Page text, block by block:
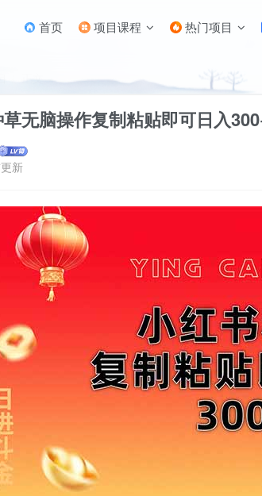
首页 项目课程 热门项目
正文
无脑操作复制粘贴即可日入
新